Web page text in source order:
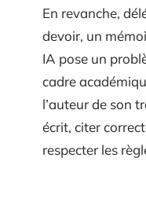
En revanche,
devoir, un
IA pose un
cadre
l’auteur de son
écrit, citer
respecter les